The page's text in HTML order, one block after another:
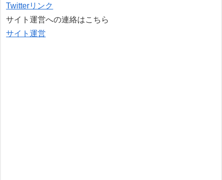
Twitterリンク
サイト運営への連絡はこちら
サイト運営